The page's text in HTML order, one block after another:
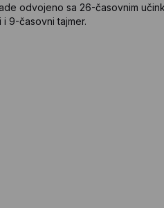
odvojeno sa 26-časovnim
i 9-časovni tajmer.